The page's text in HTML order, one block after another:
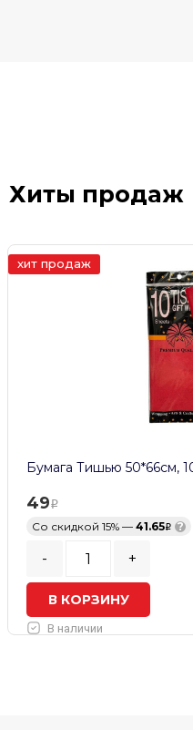
Хиты продаж
хит продаж
Бумага Тишью 50*66см,
49
Со скидкой 15% — 41.65 ?
- +
В КОРЗИНУ
В наличии